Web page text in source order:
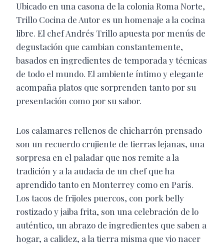
Ubicado en una casona de la colonia Roma Norte,
Trillo Cocina de Autor es un homenaje a la cocina
libre. El chef Andrés Trillo apuesta por menús de
degustación que cambian constantemente,
basados en ingredientes de temporada y técnicas
de todo el mundo. El ambiente íntimo y elegante
acompaña platos que sorprenden tanto por su
presentación como por su sabor.
Los calamares rellenos de chicharrón prensado
son un recuerdo crujiente de tierras lejanas, una
sorpresa en el paladar que nos remite a la
tradición y a la audacia de un chef que ha
aprendido tanto en Monterrey como en París.
Los tacos de frijoles puercos, con pork belly
rostizado y jaiba frita, son una celebración de lo
auténtico, un abrazo de ingredientes que saben a
hogar, a calidez, a la tierra misma que vio nacer